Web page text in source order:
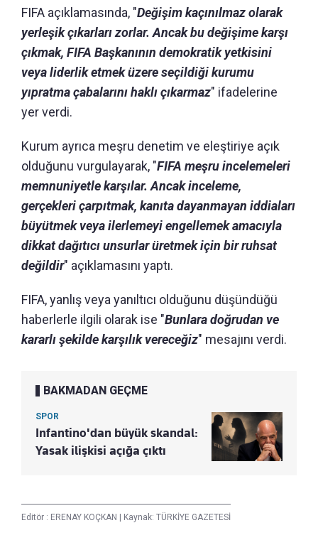
FIFA açıklamasında, "Değişim kaçınılmaz olarak
yerleşik çıkarları zorlar. Ancak bu değişime karşı
çıkmak, FIFA Başkanının demokratik yetkisini
veya liderlik etmek üzere seçildiği kurumu
yıpratma çabalarını haklı çıkarmaz" ifadelerine
yer verdi.
Kurum ayrıca meşru denetim ve eleştiriye açık
olduğunu vurgulayarak, "FIFA meşru incelemeleri
memnuniyetle karşılar. Ancak inceleme,
gerçekleri çarpıtmak, kanıta dayanmayan iddiaları
büyütmek veya ilerlemeyi engellemek amacıyla
dikkat dağıtıcı unsurlar üretmek için bir ruhsat
değildir" açıklamasını yaptı.
FIFA, yanlış veya yanıltıcı olduğunu düşündüğü
haberlerle ilgili olarak ise "Bunlara doğrudan ve
kararlı şekilde karşılık vereceğiz" mesajını verdi.
BAKMADAN GEÇME
SPOR
Infantino'dan büyük skandal:
Yasak ilişkisi açığa çıktı
Editör : ERENAY KOÇKAN Kaynak: TÜRKİYE GAZETESİ